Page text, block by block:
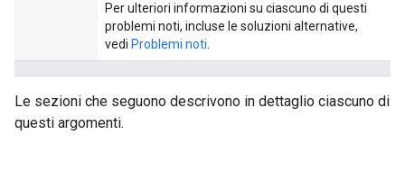
Per ulteriori informazioni su ciascuno di questi
problemi noti, incluse le soluzioni alternative,
vedi Problemi noti
Le sezioni che seguono descrivono in dettaglio ciascuno di
questi argomenti.